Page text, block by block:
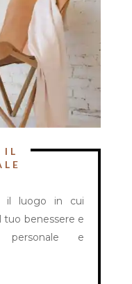
IL
il luogo in cui
tuo benessere e
personale e